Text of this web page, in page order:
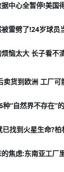
中心全暂停!美国
雷劈了!24岁球员
恼太大 长子看不
卖货到欧洲 工厂可
“自然界不存在”
已找到火星生命?
的焦虑:东南亚工厂